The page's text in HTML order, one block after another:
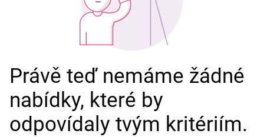
Právě teď nemáme žádné
nabídky, které by
odpovídaly tvým kritériím.